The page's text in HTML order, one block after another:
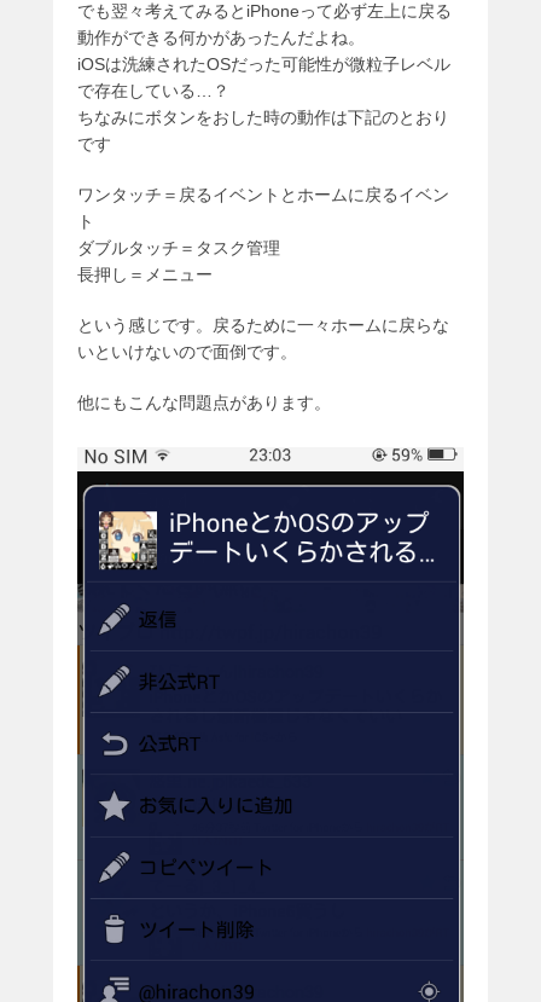
でも翌々考えてみるとiPhoneって必ず左上に戻る
動作ができる何かがあったんだよね。
iOSは洗練されたOSだった可能性が微粒子レベル
で存在している…？
ちなみにボタンをおした時の動作は下記のとおり
です
ワンタッチ＝戻るイベントとホームに戻るイベン
ト
ダブルタッチ＝タスク管理
長押し＝メニュー
という感じです。戻るために一々ホームに戻らな
いといけないので面倒です。
他にもこんな問題点があります。